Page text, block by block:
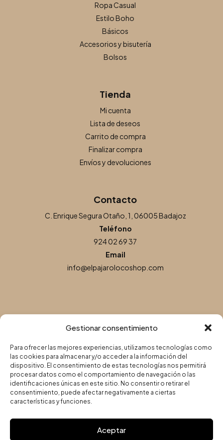
Gestionar consentimiento
Para ofrecer las mejores experiencias, utilizamos tecnologías como
las cookies para almacenar y/o acceder a la información del
dispositivo. El consentimiento de estas tecnologías nos permitirá
procesar datos como el comportamiento de navegación o las
identificaciones únicas en este sitio. No consentir o retirar el
consentimiento, puede afectar negativamente a ciertas
características y funciones.
Aceptar
Ropa Casual
Estilo Boho
Básicos
Accesorios y bisutería
Bolsos
Tienda
Mi cuenta
Lista de deseos
Carrito de compra
Finalizar compra
Envíos y devoluciones
Contacto
C. Enrique Segura Otaño, 1, 06005 Badajoz
Teléfono
924 02 69 37
Email
info@elpajarolocoshop.com
Aviso legal
Copyright © 2025 | El Pájaro Loco Shop – Todos los derechos
reservados | Diseño, Desarrollo Web y SEO deAgencia Marketing
DigitalGrowth